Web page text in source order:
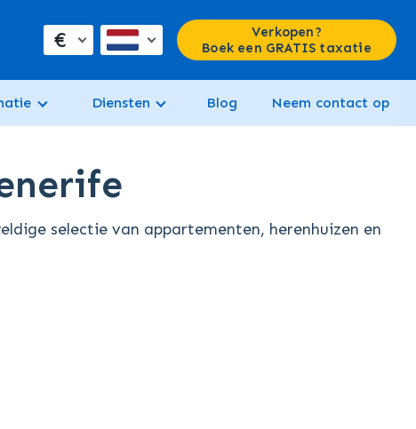
€
Verkopen?
Boek een GRATIS taxatie
Diensten Blog Neem contact op
selectie van appartementen, herenhuizen en